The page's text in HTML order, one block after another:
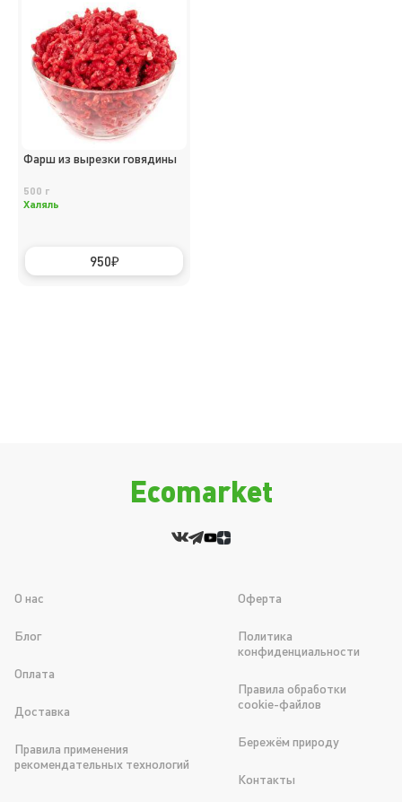
Фарш из вырезки говядины
500 г
Халяль
950
Ecomarket
О нас
Блог
Оплата
Доставка
Правила применения
рекомендательных технологий
Оферта
Политика
конфиденциальности
Правила обработки
cookie-файлов
Бережём природу
Контакты